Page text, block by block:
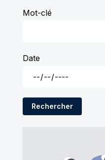
Mot-clé
Date
Rechercher